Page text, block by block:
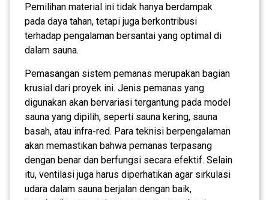
Pemilihan material ini tidak hanya berdampak
pada daya tahan, tetapi juga berkontribusi
terhadap pengalaman bersantai yang optimal di
dalam sauna.
Pemasangan sistem pemanas merupakan bagian
krusial dari proyek ini. Jenis pemanas yang
digunakan akan bervariasi tergantung pada model
sauna yang dipilih, seperti sauna kering, sauna
basah, atau infra-red. Para teknisi berpengalaman
akan memastikan bahwa pemanas terpasang
dengan benar dan berfungsi secara efektif. Selain
itu, ventilasi juga harus diperhatikan agar sirkulasi
udara dalam sauna berjalan dengan baik,